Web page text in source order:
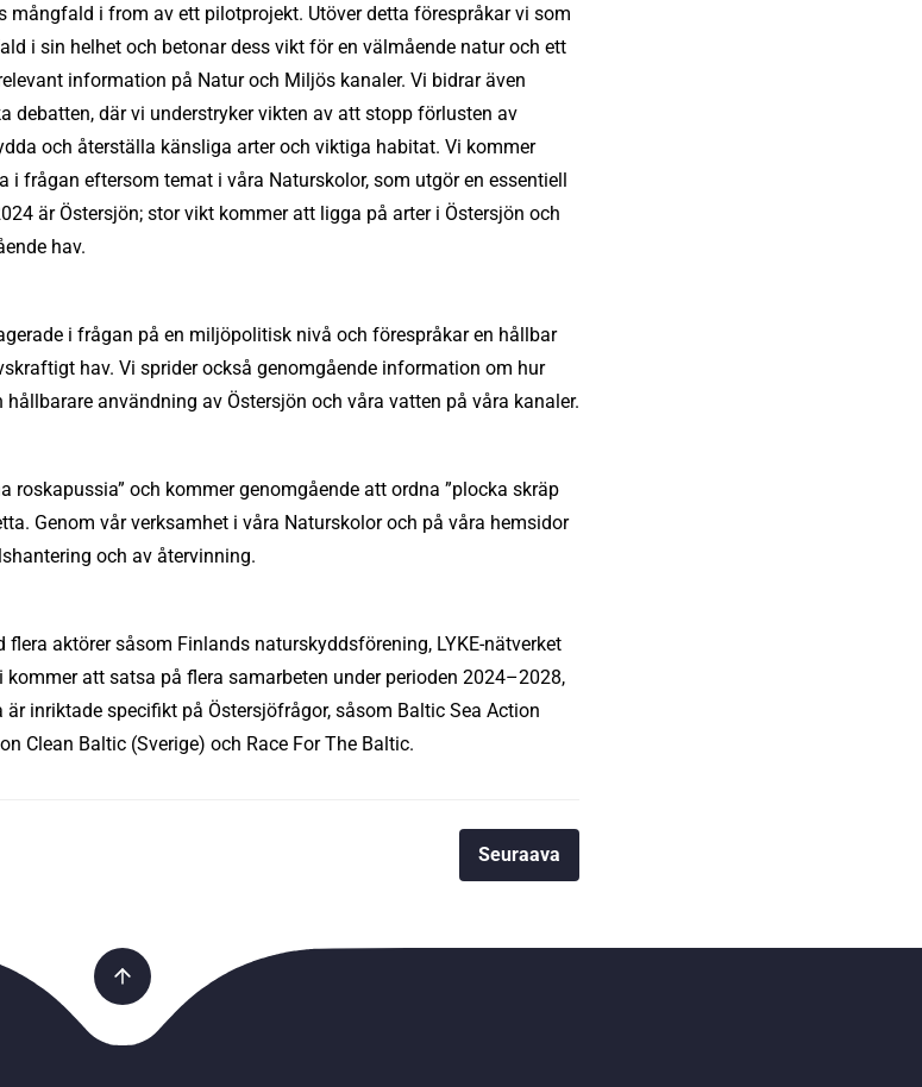
i from av ett pilotprojekt. Utöver detta förespråkar vi som
i sin helhet och betonar dess vikt för en välmående natur och ett
information på Natur och Miljös kanaler. Vi bidrar även
debatten, där vi understryker vikten av att stopp förlusten av
och återställa känsliga arter och viktiga habitat. Vi kommer
frågan eftersom temat i våra Naturskolor, som utgör en essentiell
är Östersjön; stor vikt kommer att ligga på arter i Östersjön och
hav.
i frågan på en miljöpolitisk nivå och förespråkar en hållbar
hav. Vi sprider också genomgående information om hur
användning av Östersjön och våra vatten på våra kanaler.
roskapussia” och kommer genomgående att ordna ”plocka skräp
Genom vår verksamhet i våra Naturskolor och på våra hemsidor
och av återvinning.
aktörer såsom Finlands naturskyddsförening, LYKE-nätverket
att satsa på flera samarbeten under perioden 2024–2028,
inriktade specifikt på Östersjöfrågor, såsom Baltic Sea Action
Clean Baltic (Sverige) och Race For The Baltic.
Seuraava